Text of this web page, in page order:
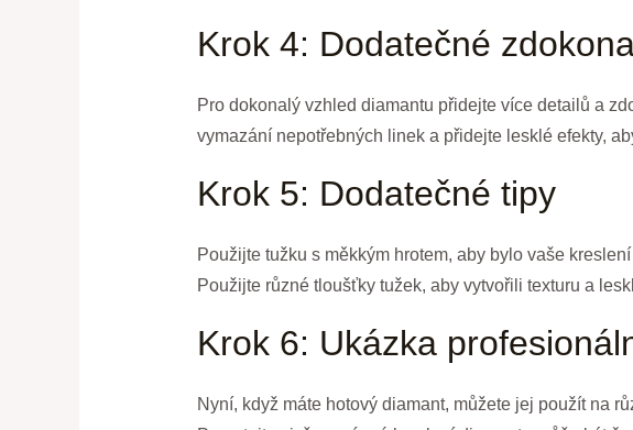
Krok 4: Dodatečné
Pro dokonalý vzhled diamantu přidejte více detailů a
vymazání nepotřebných linek a přidejte lesklé efekty,
Krok 5: Dodatečné tipy
Použijte tužku s měkkým hrotem, aby bylo vaše
Použijte různé tloušťky tužek, aby vytvořili texturu a
Krok 6: Ukázka
Nyní, když máte hotový diamant, můžete jej použít na